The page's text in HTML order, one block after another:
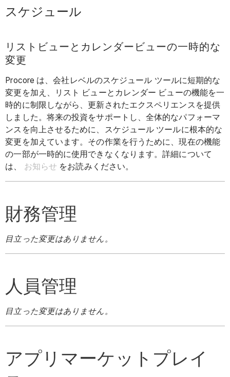
スケジュール
リストビューとカレンダービューの一時的な
変更
Procore は、会社レベルのスケジュール ツールに短期的な
変更を加え、リスト ビューとカレンダー ビューの機能を一
時的に制限しながら、更新されたエクスペリエンスを提供
しました。将来の投資をサポートし、全体的なパフォーマ
ンスを向上させるために、スケジュール ツールに根本的な
変更を加えています。その作業を行うために、現在の機能
の一部が一時的に使用できなくなります。詳細について
は、 お知らせ をお読みください。
財務管理
目立った変更はありません。
人員管理
目立った変更はありません。
アプリマーケットプレイ